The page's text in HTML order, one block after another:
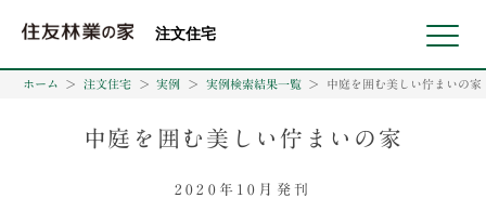
注文住宅
ホーム 注文住宅 実例 実例検索結果一覧 中庭を囲む美しい佇まいの家
中庭を囲む美しい佇まいの家
2020年10月発刊